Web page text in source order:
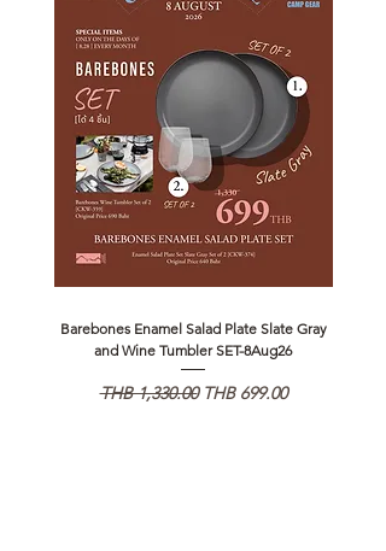
Barebones Enamel Salad Plate Slate Gray
and Wine Tumbler SET-8Aug26
Regular Price
THB 1,330.00 Sale Price
THB 699.00